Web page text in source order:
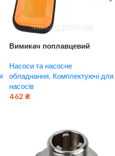
Вимикач поплавцевий
м×0.75 мм2 з балонтом
WETRON (779662)
Насоси та насосне
обладнання, Комплектуючі для
насосів
462 ₴